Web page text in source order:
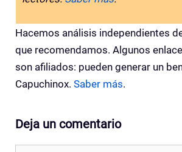
Hacemos análisis independientes
que recomendamos. Algunos
son afiliados: pueden generar un
Capuchinox. Saber más.
Deja un comentario